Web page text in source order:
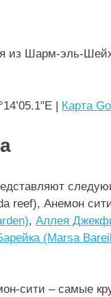
Шарм-эль-
| Карта
reef), Анемон
, Аллея
(Marsa
сити – самые